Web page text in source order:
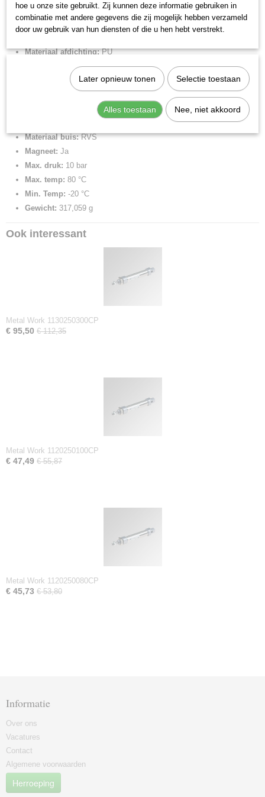
Diameter:25 mm
Materiaal afdichting:PU
Materiaal zuigerstang:Hard verchroomd
Zuigerstangschroefdraad:M10x1,25
Geanodiseerd aluminium
Materiaal buis:RVS
Magneet: Ja
Max. druk: 10 bar
Max. temp: 80 °C
Min. Temp: -20 °C
Gewicht: 317,059 g
Ook interessant
Metal Work 1130250300CP
€ 95,50 € 112,35
Metal Work 1120250100CP
€ 47,49 € 55,87
Metal Work 1120250080CP
€ 45,73 € 53,80
Informatie
Over ons
Vacatures
Contact
Algemene voorwaarden
Herroeping
hoe u onze site gebruikt. Zij kunnen deze informatie gebruiken in
combinatie met andere gegevens die zij mogelijk hebben verzameld
door uw gebruik van hun diensten of die u hen hebt verstrekt.
Later opnieuw tonen Selectie toestaan
Alles toestaan Nee, niet akkoord